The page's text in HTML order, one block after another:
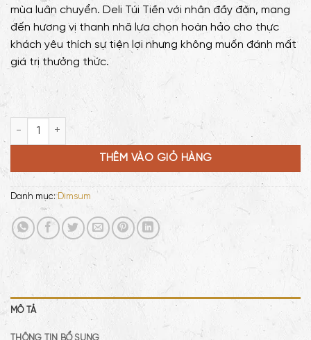
mùa luân chuyển. Deli Túi Tiền với nhân đầy đặn, mang
đến hương vị thanh nhã lựa chọn hoàn hảo cho thực
khách yêu thích sự tiện lợi nhưng không muốn đánh mất
giá trị thưởng thức.
Deli túi tiền số lượng
THÊM VÀO GIỎ HÀNG
Danh mục:Dimsum
MÔ TẢ